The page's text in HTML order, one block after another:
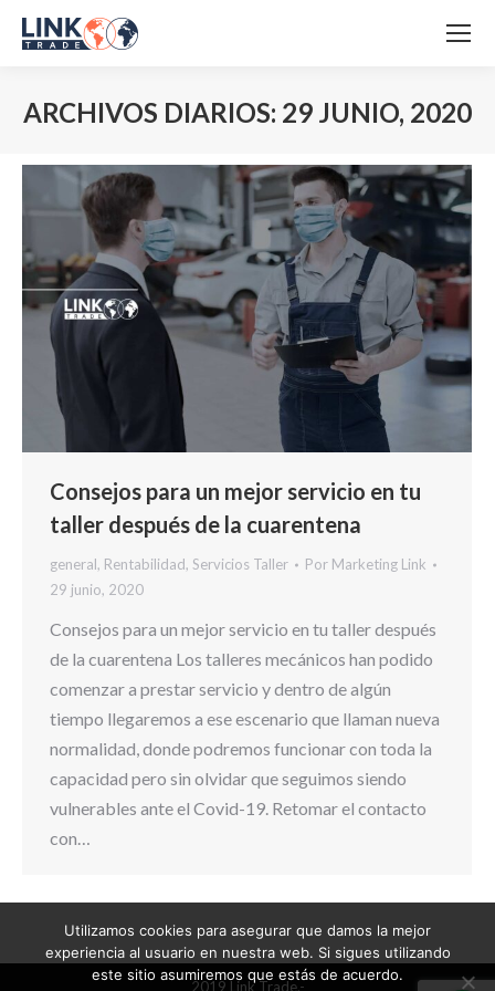
ARCHIVOS DIARIOS: 29 JUNIO, 2020
Consejos para un mejor servicio en tu
taller después de la cuarentena
general, Rentabilidad, Servicios Taller Por Marketing Link
29 junio, 2020
Consejos para un mejor servicio en tu taller después
de la cuarentena Los talleres mecánicos han podido
comenzar a prestar servicio y dentro de algún
tiempo llegaremos a ese escenario que llaman nueva
normalidad, donde podremos funcionar con toda la
capacidad pero sin olvidar que seguimos siendo
vulnerables ante el Covid-19. Retomar el contacto
con…
2019 Link Trade.-
Utilizamos cookies para asegurar que damos la mejor
experiencia al usuario en nuestra web. Si sigues utilizando
este sitio asumiremos que estás de acuerdo.